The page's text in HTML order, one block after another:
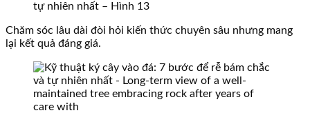
tự nhiên nhất – Hình 13
Chăm sóc lâu dài đòi hỏi kiến thức chuyên sâu nhưng mang
lại kết quả đáng giá.